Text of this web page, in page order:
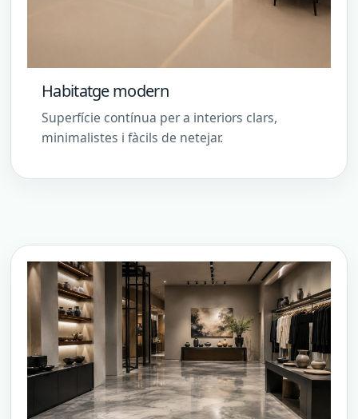
Habitatge modern
Superfície contínua per a interiors clars,
minimalistes i fàcils de netejar.